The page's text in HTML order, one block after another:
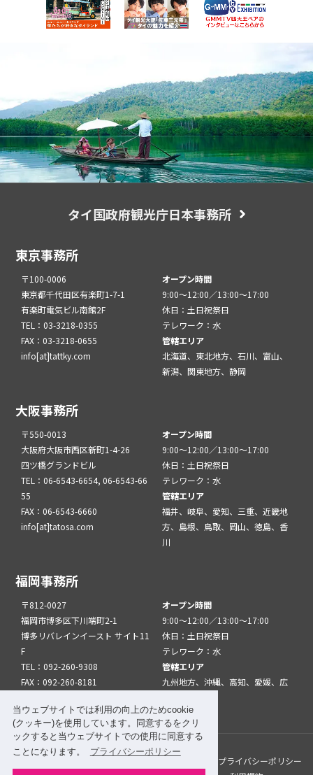
当ウェブサイトでは利用の向上のためcookie
(クッキー)を使用しています。同意するをクリ
ックすると当ウェブサイトでの使用に同意する
ことになります。
プライバシーポリシー
タイ国政府観光庁日本事務所
東京事務所
〒100-0006
東京都千代田区有楽町1-7-1
有楽町電気ビル南館2F
TEL：03-3218-0355
FAX：03-3218-0655
info[at]tattky.com
オープン時間
9:00～12:00／13:00～17:00
休日：土日祝祭日
テレワーク：水
管轄エリア
北海道、東北地方、石川、富山、
新潟、関東地方、静岡
大阪事務所
〒550-0013
大阪府大阪市西区新町1-4-26
四ツ橋グランドビル
TEL：06-6543-6654, 06-6543-66
55
FAX：06-6543-6660
info[at]tatosa.com
オープン時間
9:00～12:00／13:00～17:00
休日：土日祝祭日
テレワーク：水
管轄エリア
福井、岐阜、愛知、三重、近畿地
方、島根、鳥取、岡山、徳島、香
川
福岡事務所
〒812-0027
福岡市博多区下川端町2-1
博多リバレインイースト サイト11
F
TEL：092-260-9308
FAX：092-260-8181
オープン時間
9:00～12:00／13:00～17:00
休日：土日祝祭日
テレワーク：水
管轄エリア
九州地方、沖縄、高知、愛媛、広
このサイトについて
プライバシーポリシー